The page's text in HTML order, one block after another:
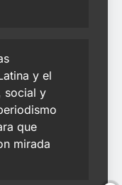
y el
social y
que
mirada